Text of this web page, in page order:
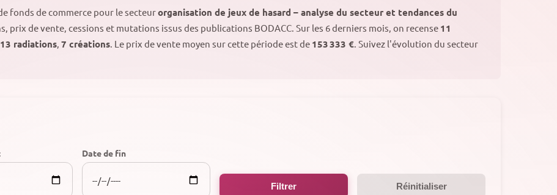
fonds de commerce pour le secteurorganisation de jeux de hasard – analyse du secteur et tendances du
prix de vente, cessions et mutations issus des publications BODACC. Sur les 6 derniers mois, on recense 11
13 radiations, 7 créations. Le prix de vente moyen sur cette période est de 153 333 €. Suivez l'évolution du secteur
Date de fin
Filtrer Réinitialiser